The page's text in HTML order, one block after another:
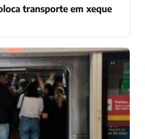
transporte em xeque